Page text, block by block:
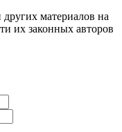
материалов на
их законных авторов